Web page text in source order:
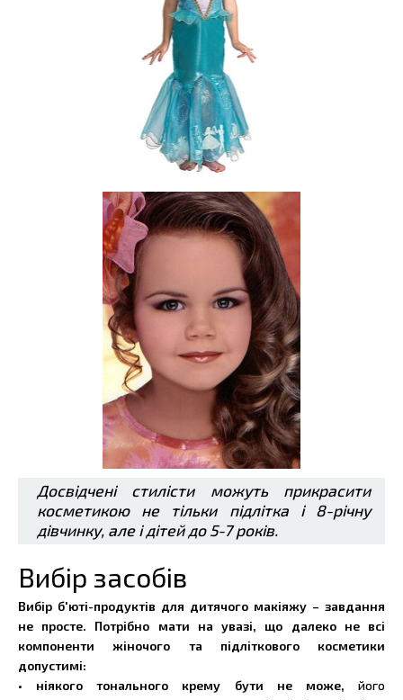
Досвідчені стилісти можуть прикрасити
косметикою не тільки підлітка і 8-річну
дівчинку, але і дітей до 5-7 років.
Вибір засобів
Вибір б'юті-продуктів для дитячого макіяжу – завдання
не просте. Потрібно мати на увазі, що далеко не всі
компоненти жіночого та підліткового косметики
допустимі:
• ніякого тонального крему бути не може, його